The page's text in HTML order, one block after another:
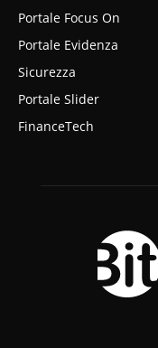
Portale Focus On
Portale Evidenza
Sicurezza
Portale Slider
FinanceTech